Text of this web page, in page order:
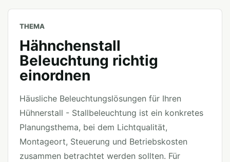
THEMA
Hähnchenstall
Beleuchtung richtig
einordnen
Häusliche Beleuchtungslösungen für Ihren
Hühnerstall - Stallbeleuchtung ist ein konkretes
Planungsthema, bei dem Lichtqualität,
Montageort, Steuerung und Betriebskosten
zusammen betrachtet werden sollten. Für